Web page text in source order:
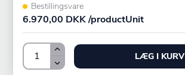
Bestillingsvare
6.970,00 DKK /productUnit
LÆG I KURV